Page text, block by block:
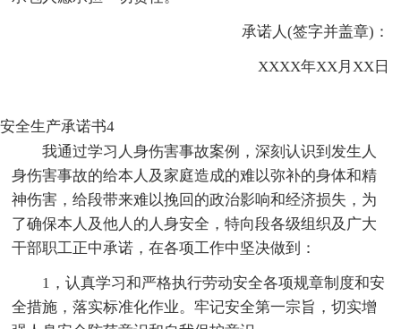
承诺人(签字并盖章)：
XXXX年XX月XX日
安全生产承诺书4
我通过学习人身伤害事故案例，深刻认识到发生人
身伤害事故的给本人及家庭造成的难以弥补的身体和精
神伤害，给段带来难以挽回的政治影响和经济损失，为
了确保本人及他人的人身安全，特向段各级组织及广大
干部职工正中承诺，在各项工作中坚决做到：
1，认真学习和严格执行劳动安全各项规章制度和安
全措施，落实标准化作业。牢记安全第一宗旨，切实增